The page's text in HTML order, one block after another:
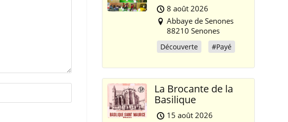
8 août 2026
Abbaye de Senones
88210 Senones
Découverte #Payé
La Brocante de la
Basilique
15 août 2026